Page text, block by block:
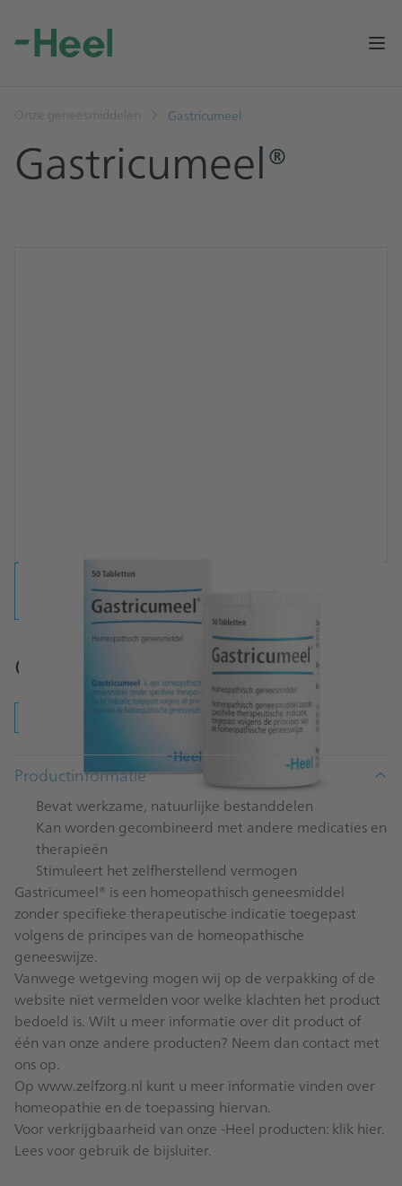
Onze geneesmiddelen Gastricumeel
Gastricumeel®
Gastricumeel® tabletten
Productinformatie
Bevat werkzame, natuurlijke bestanddelen
Kan worden gecombineerd met andere medicaties en
therapieën
Stimuleert het zelfherstellend vermogen
Gastricumeel® is een homeopathisch geneesmiddel
zonder specifieke therapeutische indicatie toegepast
volgens de principes van de homeopathische
geneeswijze.
Vanwege wetgeving mogen wij op de verpakking of de
website niet vermelden voor welke klachten het product
bedoeld is. Wilt u meer informatie over dit product of
één van onze andere producten? Neem dan contact met
ons op.
Op www.zelfzorg.nl kunt u meer informatie vinden over
homeopathie en de toepassing hiervan.
Voor verkrijgbaarheid van onze -Heel producten: klik hier.
Lees voor gebruik de bijsluiter.